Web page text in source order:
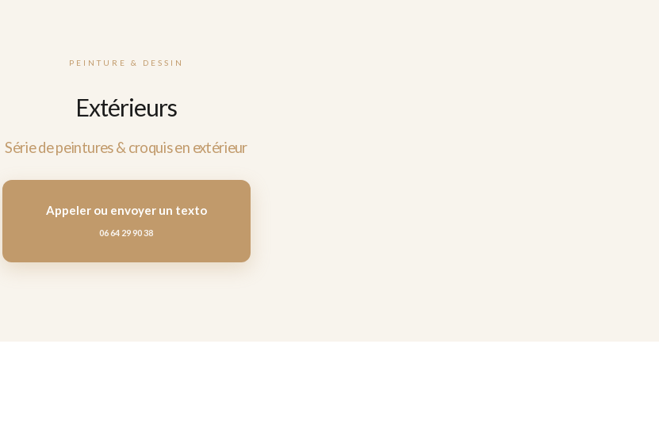
PEINTURE & DESSIN
Extérieurs
Série de peintures & croquis en extérieur
Appeler ou envoyer un texto
06 64 29 90 38